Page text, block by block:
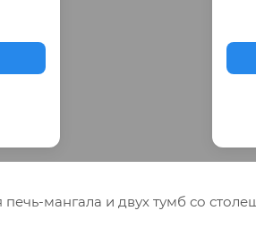
мангала и двух тумб со